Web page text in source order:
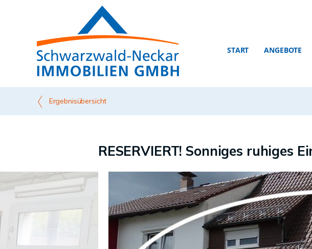
START ANGEBOTE
Ergebnisübersicht
RESERVIERT! Sonniges ruhiges